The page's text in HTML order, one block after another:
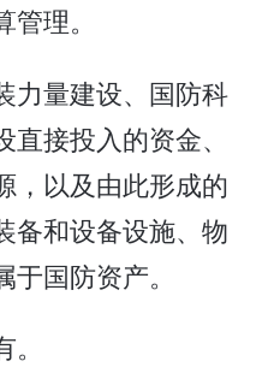
理。
量建设、国防科
接投入的资金、
，以及由此形成的
备和设备设施、物
国防资产。